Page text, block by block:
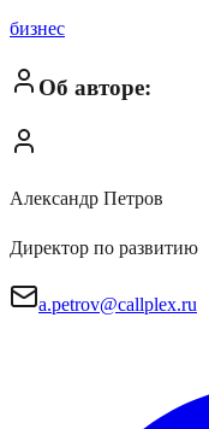
бизнес
Об авторе:
Александр Петров
Директор по развитию
a.petrov@callplex.ru